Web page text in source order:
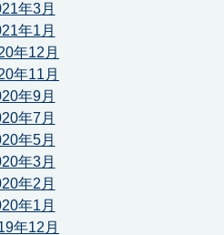
年3月
年1月
年12月
年11月
年9月
年7月
年5月
年3月
年2月
年1月
年12月